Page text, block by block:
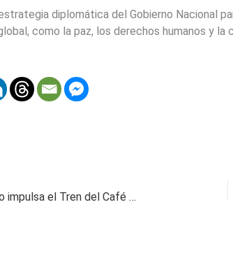
diplomática del Gobierno Nacional
como la paz, los derechos humanos y la
RISARALDA / Juan Diego Patiño impulsa el Tren del Café y la integración del occidente